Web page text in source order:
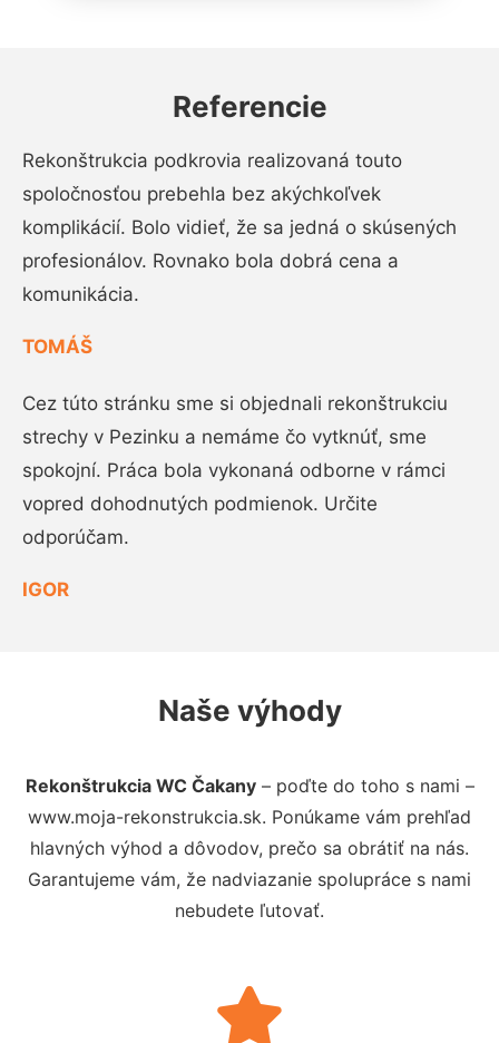
Referencie
Rekonštrukcia podkrovia realizovaná touto
spoločnosťou prebehla bez akýchkoľvek
komplikácií. Bolo vidieť, že sa jedná o skúsených
profesionálov. Rovnako bola dobrá cena a
komunikácia.
TOMÁŠ
Cez túto stránku sme si objednali rekonštrukciu
strechy v Pezinku a nemáme čo vytknúť, sme
spokojní. Práca bola vykonaná odborne v rámci
vopred dohodnutých podmienok. Určite
odporúčam.
IGOR
Naše výhody
Rekonštrukcia WC Čakany– poďte do toho s nami –
www.moja-rekonstrukcia.sk. Ponúkame vám prehľad
hlavných výhod a dôvodov, prečo sa obrátiť na nás.
Garantujeme vám, že nadviazanie spolupráce s nami
nebudete ľutovať.